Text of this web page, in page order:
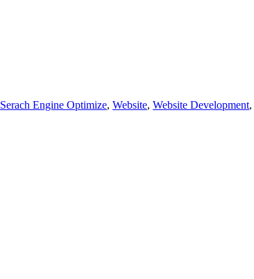
Serach Engine Optimize, Website, Website Development,